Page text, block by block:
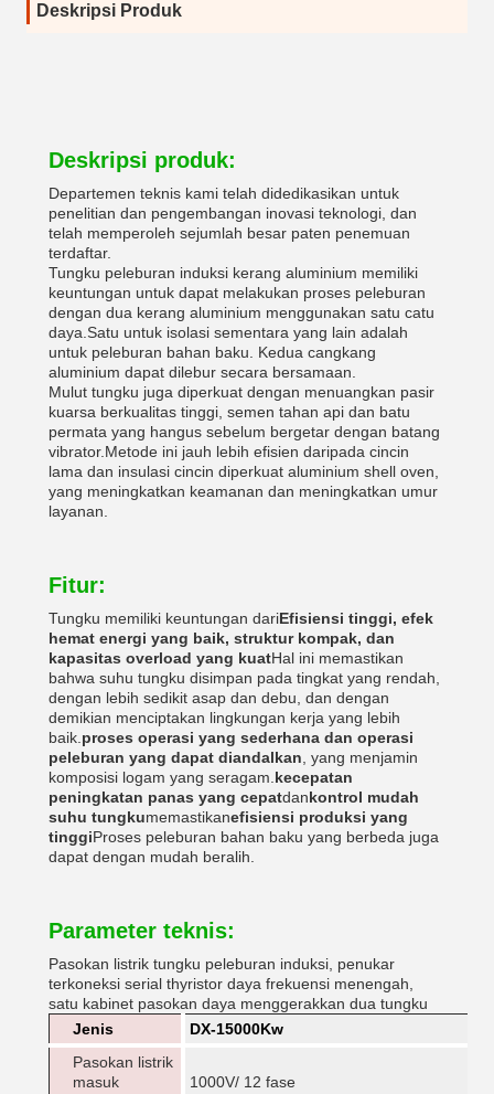
Deskripsi Produk
Deskripsi produk:
Departemen teknis kami telah didedikasikan untuk
penelitian dan pengembangan inovasi teknologi, dan
telah memperoleh sejumlah besar paten penemuan
terdaftar.
Tungku peleburan induksi kerang aluminium memiliki
keuntungan untuk dapat melakukan proses peleburan
dengan dua kerang aluminium menggunakan satu catu
daya.Satu untuk isolasi sementara yang lain adalah
untuk peleburan bahan baku. Kedua cangkang
aluminium dapat dilebur secara bersamaan.
Mulut tungku juga diperkuat dengan menuangkan pasir
kuarsa berkualitas tinggi, semen tahan api dan batu
permata yang hangus sebelum bergetar dengan batang
vibrator.Metode ini jauh lebih efisien daripada cincin
lama dan insulasi cincin diperkuat aluminium shell oven,
yang meningkatkan keamanan dan meningkatkan umur
layanan.
Fitur:
Tungku memiliki keuntungan dariEfisiensi tinggi, efek
hemat energi yang baik, struktur kompak, dan
kapasitas overload yang kuatHal ini memastikan
bahwa suhu tungku disimpan pada tingkat yang rendah,
dengan lebih sedikit asap dan debu, dan dengan
demikian menciptakan lingkungan kerja yang lebih
baik. proses operasi yang sederhana dan operasi
peleburan yang dapat diandalkan , yang menjamin
komposisi logam yang seragam. kecepatan
peningkatan panas yang cepatdankontrol mudah
suhu tungkumemastikanefisiensi produksi yang
tinggiProses peleburan bahan baku yang berbeda juga
dapat dengan mudah beralih.
Parameter teknis:
Pasokan listrik tungku peleburan induksi, penukar
terkoneksi serial thyristor daya frekuensi menengah,
satu kabinet pasokan daya menggerakkan dua tungku
Jenis
DX-15000Kw
Pasokan listrik
masuk
1000V/ 12 fase